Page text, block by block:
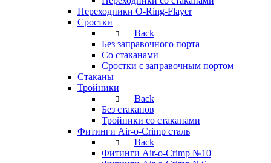
Переходники O-Ring-Flayer
Сростки
Back
Без заправочного порта
Со стаканами
Сростки с заправочным портом
Стаканы
Тройники
Back
Без стаканов
Тройники со стаканами
Фитинги Air-o-Crimp сталь
Back
Фитинги Air-o-Crimp №10